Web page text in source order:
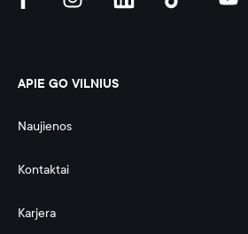
APIE GO VILNIUS
Naujienos
Kontaktai
Karjera